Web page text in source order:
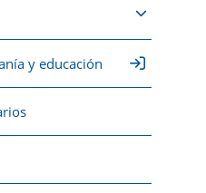
y educación